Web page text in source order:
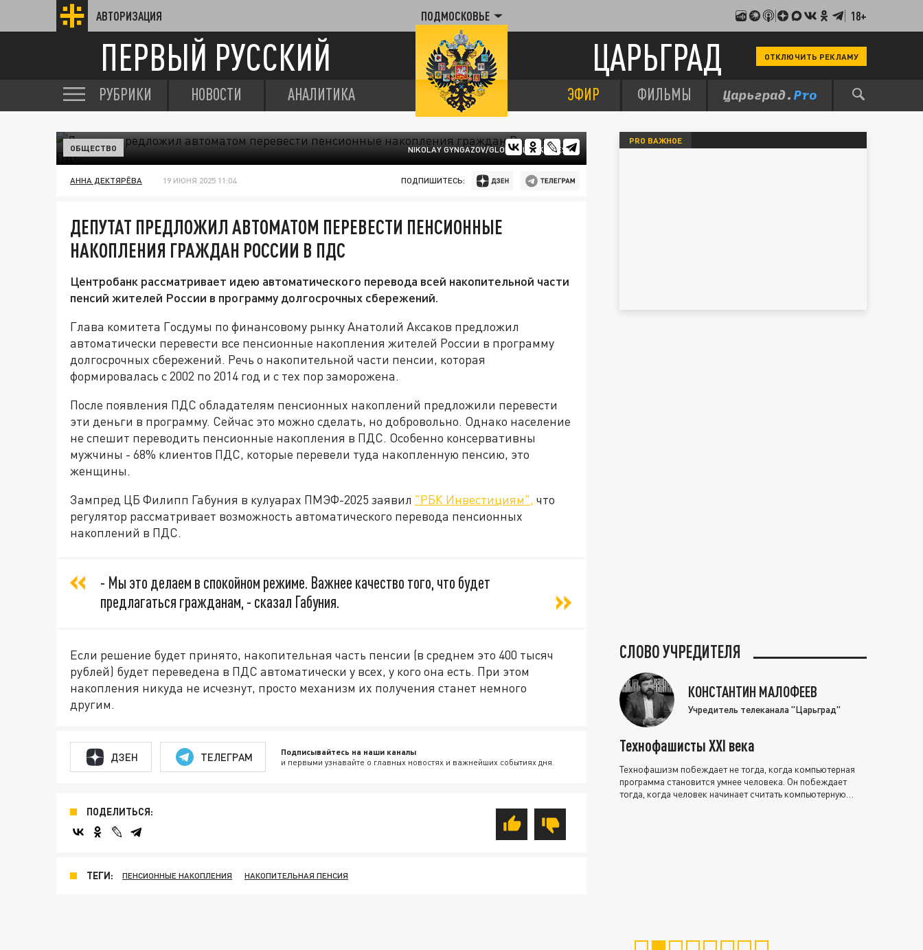
АВТОРИЗАЦИЯ ПОДМОСКОВЬЕ 18+
ПЕРВЫЙ РУССКИЙ ЦАРЬГРАД ОТКЛЮЧИТЬ РЕКЛАМУ
РУБРИКИ НОВОСТИ АНАЛИТИКА ЭФИР ФИЛЬМЫ
NIKOLAY GYNGAZOV/GLOBAL LOOK PRESS
ОБЩЕСТВО
АННА ДЕКТЯРЁВА 19 ИЮНЯ 2025 11:04 ПОДПИШИТЕСЬ:
ДЕПУТАТ ПРЕДЛОЖИЛ АВТОМАТОМ ПЕРЕВЕСТИ ПЕНСИОННЫЕ
НАКОПЛЕНИЯ ГРАЖДАН РОССИИ В ПДС
Центробанк рассматривает идею автоматического перевода всей накопительной части
пенсий жителей России в программу долгосрочных сбережений.
Глава комитета Госдумы по финансовому рынку Анатолий Аксаков предложил
автоматически перевести все пенсионные накопления жителей России в программу
долгосрочных сбережений. Речь о накопительной части пенсии, которая
формировалась с 2002 по 2014 год и с тех пор заморожена.
После появления ПДС обладателям пенсионных накоплений предложили перевести
эти деньги в программу. Сейчас это можно сделать, но добровольно. Однако население
не спешит переводить пенсионные накопления в ПДС. Особенно консервативны
мужчины - 68% клиентов ПДС, которые перевели туда накопленную пенсию, это
женщины.
Зампред ЦБ Филипп Габуния в кулуарах ПМЭФ-2025 заявил "РБК Инвестициям", что
регулятор рассматривает возможность автоматического перевода пенсионных
накоплений в ПДС.
- Мы это делаем в спокойном режиме. Важнее качество того, что будет
предлагаться гражданам, - сказал Габуния.
Если решение будет принято, накопительная часть пенсии (в среднем это 400 тысяч
рублей) будет переведена в ПДС автоматически у всех, у кого она есть. При этом
накопления никуда не исчезнут, просто механизм их получения станет немного
другим.
ДЗЕН ТЕЛЕГРАМ Подписывайтесь на наши каналы
и первыми узнавайте о главных новостях и важнейших событиях дня.
ПОДЕЛИТЬСЯ:
ТЕГИ: ПЕНСИОННЫЕ НАКОПЛЕНИЯ НАКОПИТЕЛЬНАЯ ПЕНСИЯ
PRO ВАЖНОЕ
СЛОВО УЧРЕДИТЕЛЯ
КОНСТАНТИН МАЛОФЕЕВ
Учредитель телеканала "Царьград"
Технофашисты XXI века
Технофашизм побеждает не тогда, когда компьютерная
программа становится умнее человека. Он побеждает
тогда, когда человек начинает считать компьютерную